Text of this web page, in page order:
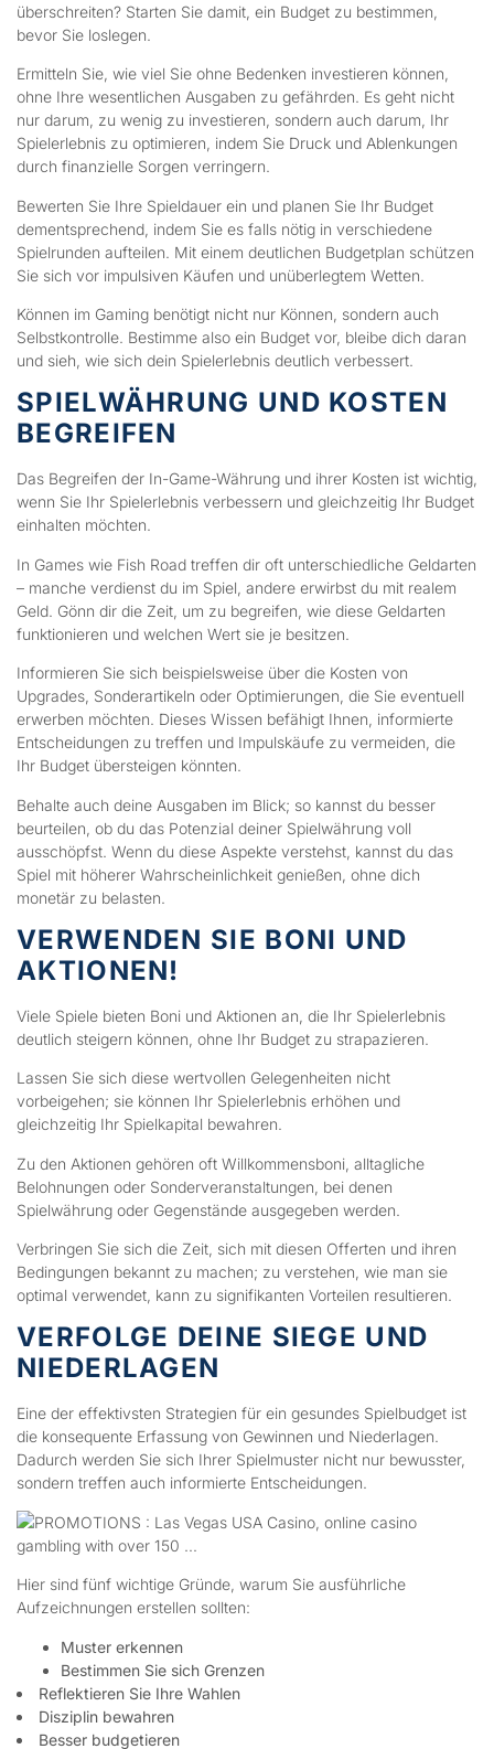
überschreiten? Starten Sie damit, ein Budget zu bestimmen,
bevor Sie loslegen.
Ermitteln Sie, wie viel Sie ohne Bedenken investieren können,
ohne Ihre wesentlichen Ausgaben zu gefährden. Es geht nicht
nur darum, zu wenig zu investieren, sondern auch darum, Ihr
Spielerlebnis zu optimieren, indem Sie Druck und Ablenkungen
durch finanzielle Sorgen verringern.
Bewerten Sie Ihre Spieldauer ein und planen Sie Ihr Budget
dementsprechend, indem Sie es falls nötig in verschiedene
Spielrunden aufteilen. Mit einem deutlichen Budgetplan schützen
Sie sich vor impulsiven Käufen und unüberlegtem Wetten.
Können im Gaming benötigt nicht nur Können, sondern auch
Selbstkontrolle. Bestimme also ein Budget vor, bleibe dich daran
und sieh, wie sich dein Spielerlebnis deutlich verbessert.
SPIELWÄHRUNG UND KOSTEN
BEGREIFEN
Das Begreifen der In-Game-Währung und ihrer Kosten ist wichtig,
wenn Sie Ihr Spielerlebnis verbessern und gleichzeitig Ihr Budget
einhalten möchten.
In Games wie Fish Road treffen dir oft unterschiedliche Geldarten
– manche verdienst du im Spiel, andere erwirbst du mit realem
Geld. Gönn dir die Zeit, um zu begreifen, wie diese Geldarten
funktionieren und welchen Wert sie je besitzen.
Informieren Sie sich beispielsweise über die Kosten von
Upgrades, Sonderartikeln oder Optimierungen, die Sie eventuell
erwerben möchten. Dieses Wissen befähigt Ihnen, informierte
Entscheidungen zu treffen und Impulskäufe zu vermeiden, die
Ihr Budget übersteigen könnten.
Behalte auch deine Ausgaben im Blick; so kannst du besser
beurteilen, ob du das Potenzial deiner Spielwährung voll
ausschöpfst. Wenn du diese Aspekte verstehst, kannst du das
Spiel mit höherer Wahrscheinlichkeit genießen, ohne dich
monetär zu belasten.
VERWENDEN SIE BONI UND
AKTIONEN!
Viele Spiele bieten Boni und Aktionen an, die Ihr Spielerlebnis
deutlich steigern können, ohne Ihr Budget zu strapazieren.
Lassen Sie sich diese wertvollen Gelegenheiten nicht
vorbeigehen; sie können Ihr Spielerlebnis erhöhen und
gleichzeitig Ihr Spielkapital bewahren.
Zu den Aktionen gehören oft Willkommensboni, alltagliche
Belohnungen oder Sonderveranstaltungen, bei denen
Spielwährung oder Gegenstände ausgegeben werden.
Verbringen Sie sich die Zeit, sich mit diesen Offerten und ihren
Bedingungen bekannt zu machen; zu verstehen, wie man sie
optimal verwendet, kann zu signifikanten Vorteilen resultieren.
VERFOLGE DEINE SIEGE UND
NIEDERLAGEN
Eine der effektivsten Strategien für ein gesundes Spielbudget ist
die konsequente Erfassung von Gewinnen und Niederlagen.
Dadurch werden Sie sich Ihrer Spielmuster nicht nur bewusster,
sondern treffen auch informierte Entscheidungen.
Hier sind fünf wichtige Gründe, warum Sie ausführliche
Aufzeichnungen erstellen sollten:
Muster erkennen
Bestimmen Sie sich Grenzen
Reflektieren Sie Ihre Wahlen
Disziplin bewahren
Besser budgetieren